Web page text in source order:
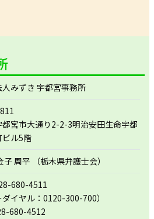
みずき 宇都宮事務所
都宮市大通り2-2-3明治安田生命宇都
ビル5階
子 周平 （栃木県弁護士会）
680-4511
ダイヤル：0120-300-700）
680-4512